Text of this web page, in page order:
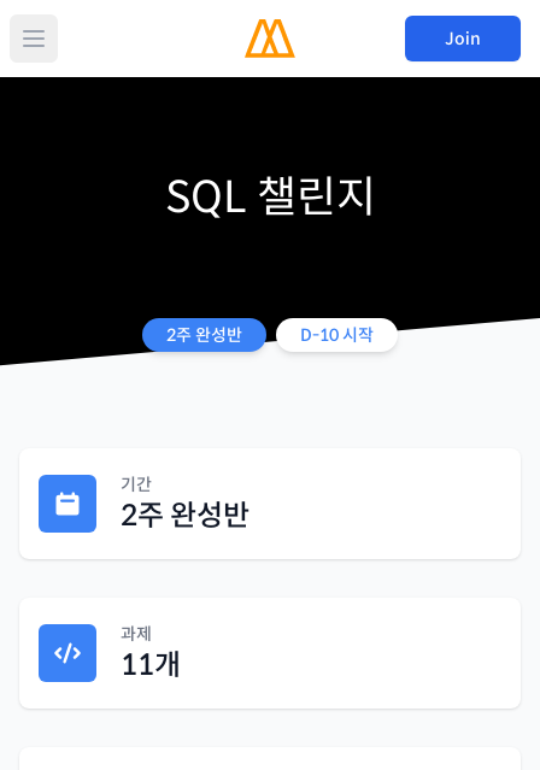
Join
SQL 챌린지
2주 완성반 D-10시작
기간
2주 완성반
과제
11개